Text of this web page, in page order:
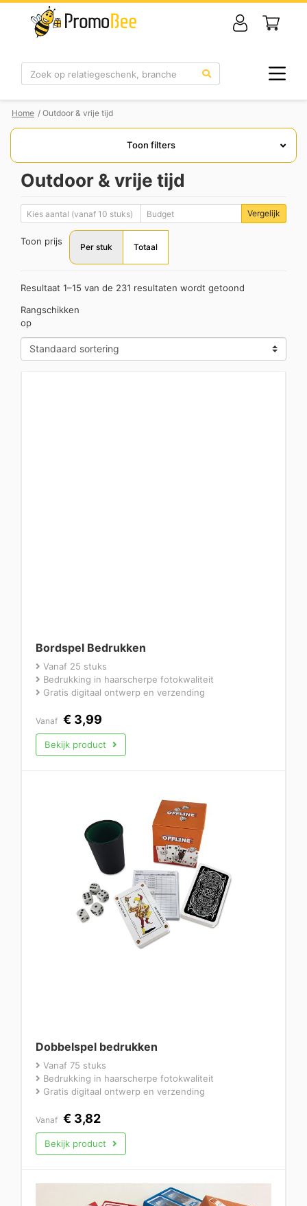
Zoek
Home / Outdoor & vrije tijd
Toon filters
Outdoor & vrije tijd
Vergelijk
Toon prijs
Per stuk Totaal
Resultaat 1–15 van de 231 resultaten wordt getoond
Rangschikken
op
Bordspel Bedrukken
Vanaf 25 stuks
Bedrukking in haarscherpe fotokwaliteit
Gratis digitaal ontwerp en verzending
Vanaf € 3,99
Bekijk product
Dobbelspel bedrukken
Vanaf 75 stuks
Bedrukking in haarscherpe fotokwaliteit
Gratis digitaal ontwerp en verzending
Vanaf € 3,82
Bekijk product